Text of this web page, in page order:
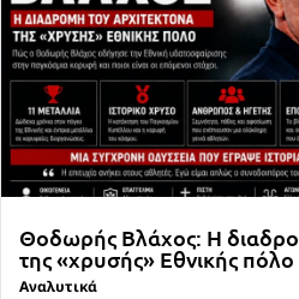
Θοδωρής Βλάχος: Η
της «χρυσής» Εθνικής πόλο
Αναλυτικά